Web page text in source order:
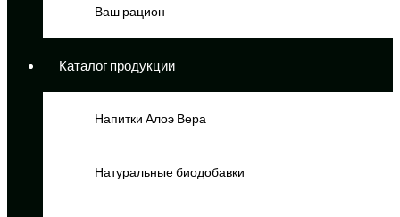
Ваш рацион
Каталог продукции
Напитки Алоэ Вера
Натуральные биодобавки